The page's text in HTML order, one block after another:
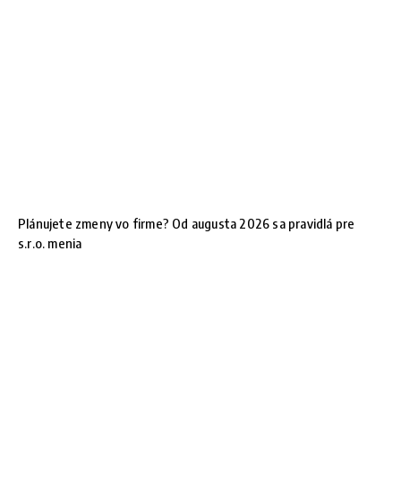
Plánujete zmeny vo firme? Od augusta 2026 sa pravidlá pre
s.r.o. menia